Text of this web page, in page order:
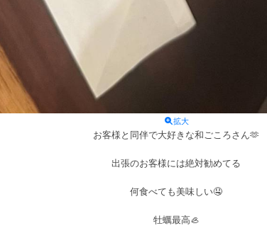
拡大
お客様と同伴で大好きな和ごころさん🫶
出張のお客様には絶対勧めてる
何食べても美味しい🤤
牡蠣最高🦪